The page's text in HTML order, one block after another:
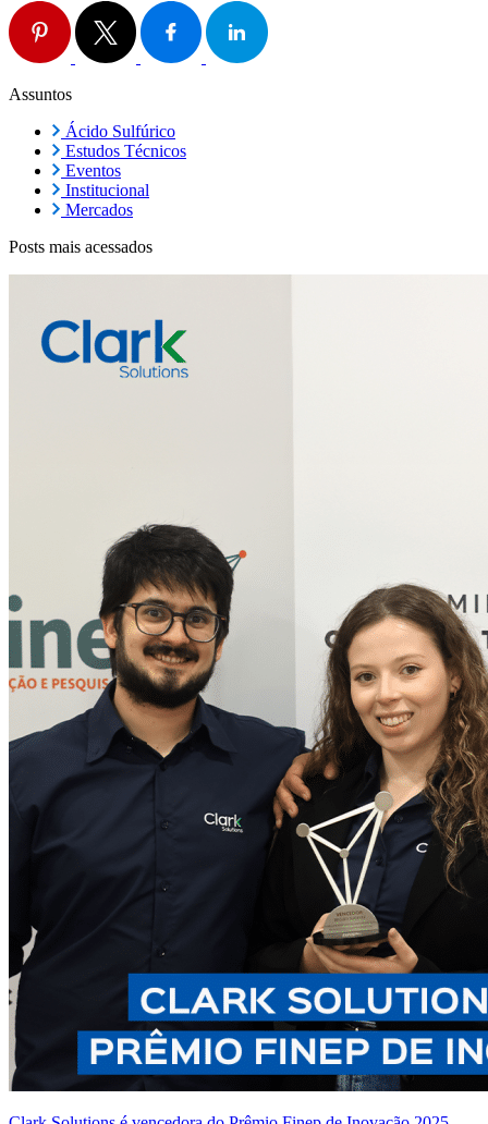
Assuntos
Ácido Sulfúrico
Estudos Técnicos
Eventos
Institucional
Mercados
Posts mais acessados